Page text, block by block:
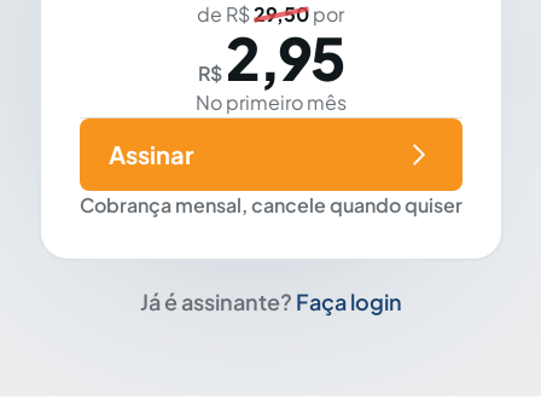
de R$29,50por
R$ 2,95
No primeiro mês
Cobrança mensal, cancele quando quiser
Assinar
Já é assinante? Faça login